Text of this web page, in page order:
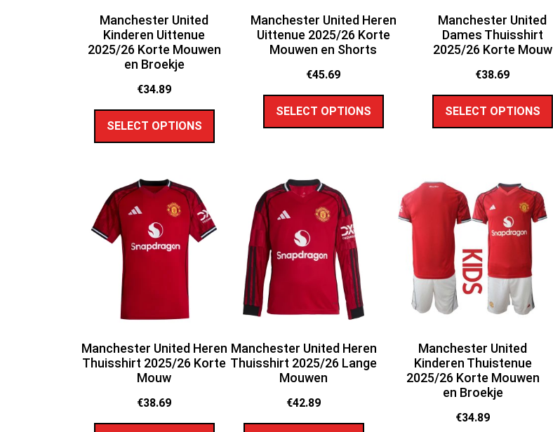
Manchester United
Kinderen Uittenue
2025/26 Korte Mouwen
en Broekje
€34.89
SELECT OPTIONS
Manchester United Heren
Uittenue 2025/26 Korte
Mouwen en Shorts
€45.69
SELECT OPTIONS
Manchester United
Dames Thuisshirt
2025/26 Korte Mouw
€38.69
SELECT OPTIONS
Manchester United Heren
Thuisshirt 2025/26 Korte
Mouw
€38.69
Manchester United Heren
Thuisshirt 2025/26 Lange
Mouwen
€42.89
Manchester United
Kinderen Thuistenue
2025/26 Korte Mouwen
en Broekje
€34.89